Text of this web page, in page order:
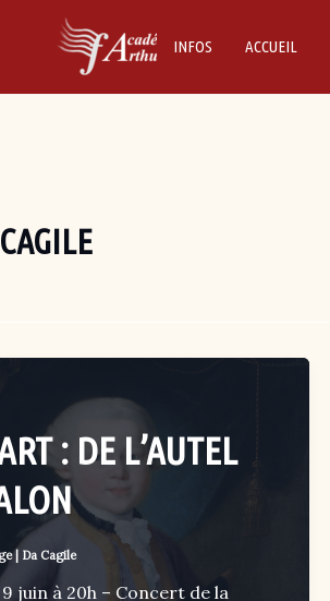
INFOS ACCUEIL
: DE L’AUTEL
| Da Cagile
juin à 20h – Concert de la